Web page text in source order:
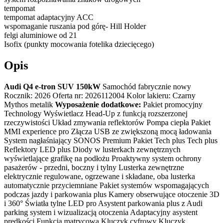
tempomat
tempomat adaptacyjny ACC
wspomaganie ruszania pod górę- Hill Holder
felgi aluminiowe od 21
Isofix (punkty mocowania fotelika dziecięcego)
Opis
Audi Q4 e-tron SUV 150kW Samochód fabrycznie nowy
Rocznik: 2026 Oferta nr: 2026112004 Kolor lakieru: Czarny
Mythos metalik Wyposażenie dodatkowe: Pakiet promocyjny
Technology Wyświetlacz Head-Up z funkcją rozszerzonej
rzeczywistości Układ zmywania reflektorów Pompa ciepła Pakiet
MMI experience pro Złącza USB ze zwiększoną mocą ładowania
System nagłaśniający SONOS Premium Pakiet Tech plus Tech plus
Reflektory LED plus Diody w lusterkach zewnętrznych
wyświetlające grafikę na podłożu Proaktywny system ochrony
pasażerów - przedni, boczny i tylny Lusterka zewnętrzne
elektrycznie regulowane, ogrzewane i składane, oba lusterka
automatycznie przyciemniane Pakiet systemów wspomagających
podczas jazdy i parkowania plus Kamery obserwujące otoczenie 3D
i 360° Światła tylne LED pro Asystent parkowania plus z Audi
parking system i wizualizacją otoczenia Adaptacyjny asystent
prędkości Funkcja matrycowa Kluczyk cyfrowy Kluczyk